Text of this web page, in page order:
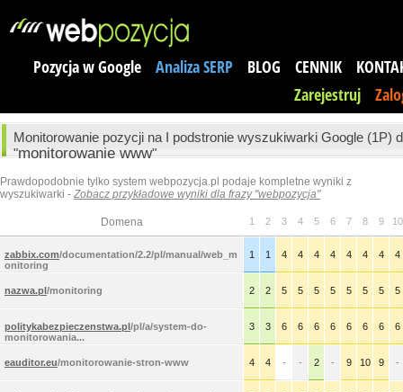
Pozycja w Google Analiza SERP BLOG CENNIK
Zarejestruj
Monitorowanie pozycji na I podstronie wyszukiwarki Google (1P)
"monitorowanie www"
Prawdopodobnie tylko system webpozycja.pl podaje kompletne wyniki z
wyszukiwarki - Zobacz przykładowe wyniki dla frazy "webpozycja"
Domena 1 2 3 4 5 6 7 8 9 10
zabbix.com/documentation/2.2/pl/manual/web_m
onitoring
1 1 4 4 4 4 4 4 4 4
nazwa.pl/monitoring 2 2 5 5 5 5 5 5 5 5
politykabezpieczenstwa.pl/pl/a/system-do-
monitorowania...
3 3 6 6 6 6 6 6 6 6
eauditor.eu/monitorowanie-stron-www 4 4 - - 2 - 9 10 9 -